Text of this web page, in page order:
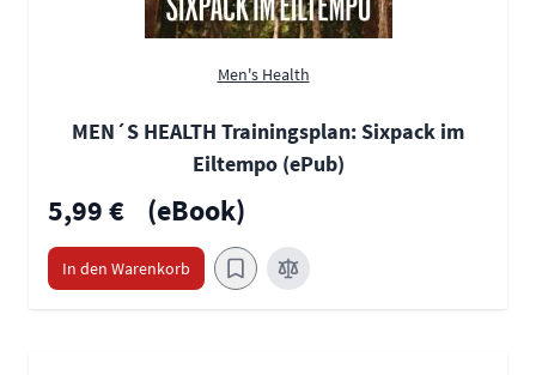
Men's Health
MEN´S HEALTH Trainingsplan: Sixpack im
Eiltempo (ePub)
5,99 € (eBook)
In den Warenkorb